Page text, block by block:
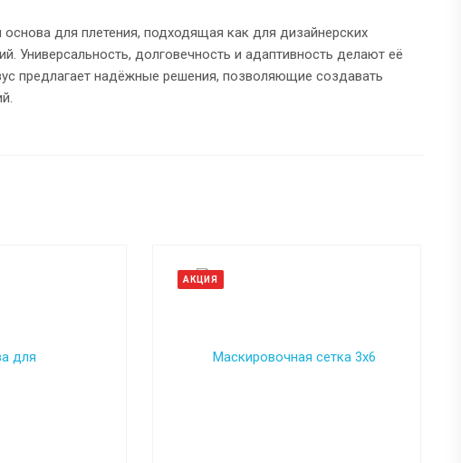
для плетения, подходящая как для дизайнерских
Универсальность, долговечность и адаптивность делают её
предлагает надёжные решения, позволяющие создавать
АКЦИЯ